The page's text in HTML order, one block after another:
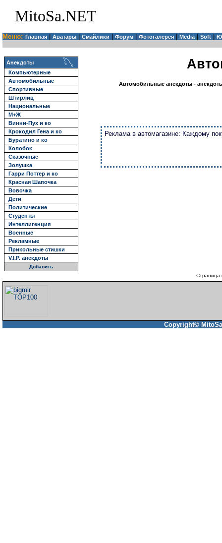
MitoSa.NET
Меню: Главная Аватары Смайлики Форум Фотогалерея Media| Soft
Анекдоты
Компьютерные
Автомобильные
Спортивные
Штирлиц
Национальные
М+Ж
Винни-Пух и ко
Крокодил Гена и ко
Буратино и ко
Колобок
Сказочные
Золушка
Гарри Поттер и ко
Красная Шапочка
Вовочка
Дети
Политические
Студенты
Интеллигенция
Военные
Рекламные
Прикольные стишки
V.I.P. анекдоты
Добавить
Автомобильные анекдоты -
Реклама в автомагазине: Каждому
Страница
Copyright©